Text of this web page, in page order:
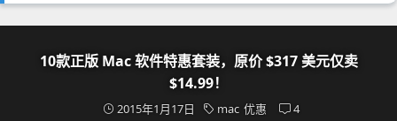
10款正版 Mac 软件特惠套装，原价 $317 美元仅卖
$14.99！
2015年1月17日 mac 优惠 4